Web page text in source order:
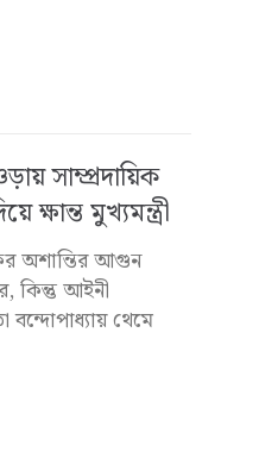
সাম্প্রদায়িক
ক্ষান্ত মুখ্যমন্ত্রী
অশান্তির আগুন
কিন্তু আইনী
বন্দোপাধ্যায় থেমে